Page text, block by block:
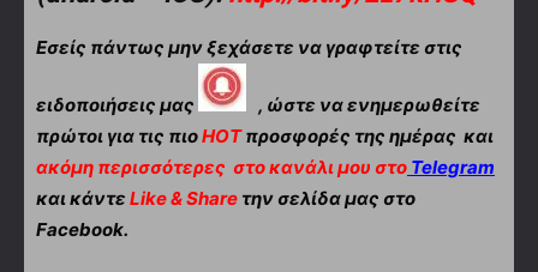
Εσείς πάντως μην ξεχάσετε να γραφτείτε στις
ειδοποιήσεις μας
, ώστε να ενημερωθείτε
πρώτοι για τις πιοHOTπροσφορές της ημέρας και
ακόμη περισσότερες στο κανάλι μου στο Telegram
και κάντε Like & Share την σελίδα μας στο
Facebook.